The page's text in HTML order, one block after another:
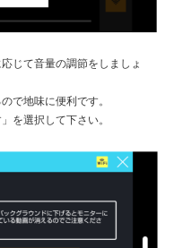
じて音量の調節をしましょ
で地味に便利です。
を選択して下さい。